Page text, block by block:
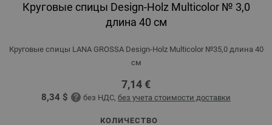
Круговые спицы Design-Holz Multicolor № 3,0
длина 40 см
Круговые спицы LANA GROSSA Design-Holz Multicolor №35,0 длина 40
см
7,14 €
8,34 $ без НДС, без учета стоимости доставки
КОЛИЧЕСТВО